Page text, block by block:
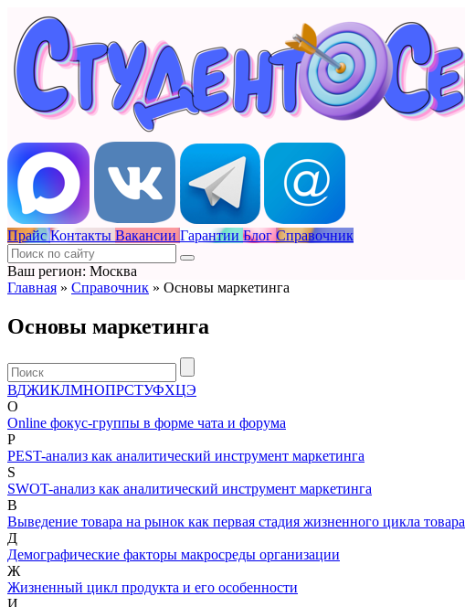
Прайс Контакты Вакансии Гарантии Блог Справочник
Ваш регион: Москва
Главная » Справочник » Основы маркетинга
Основы маркетинга
ВДЖИКЛМНОПРСТУФХЦЭ
O
Online фокус-группы в форме чата и форума
P
PEST-анализ как аналитический инструмент маркетинга
S
SWOT-анализ как аналитический инструмент маркетинга
В
Выведение товара на рынок как первая стадия жизненного цикла товара
Д
Демографические факторы макросреды организации
Ж
Жизненный цикл продукта и его особенности
И